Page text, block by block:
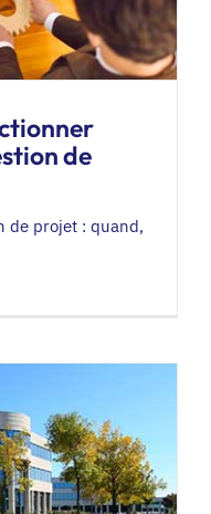
de
de projet : quand,